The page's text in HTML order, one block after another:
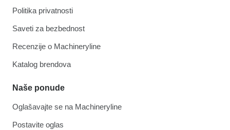
Politika privatnosti
Saveti za bezbednost
Recenzije o Machineryline
Katalog brendova
Naše ponude
Oglašavajte se na Machineryline
Postavite oglas